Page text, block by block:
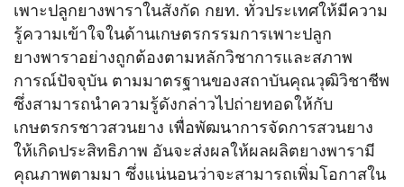
เพาะปลูกยางพาราในสังกัด กยท. ทั่วประเทศให้มีความ
รู้ความเข้าใจในด้านเกษตรกรรมการเพาะปลูก
ยางพาราอย่างถูกต้องตามหลักวิชาการและสภาพ
การณ์ปัจจุบัน ตามมาตรฐานของสถาบันคุณวุฒิวิชาชีพ
ซึ่งสามารถนำความรู้ดังกล่าวไปถ่ายทอดให้กับ
เกษตรกรชาวสวนยาง เพื่อพัฒนาการจัดการสวนยาง
ให้เกิดประสิทธิภาพ อันจะส่งผลให้ผลผลิตยางพารามี
คุณภาพตามมา ซึ่งแน่นอนว่าจะสามารถเพิ่มโอกาสใน